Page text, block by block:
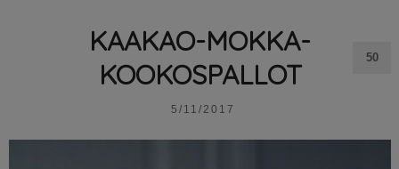
KAAKAO-MOKKA-
KOOKOSPALLOT
5/11/2017
50